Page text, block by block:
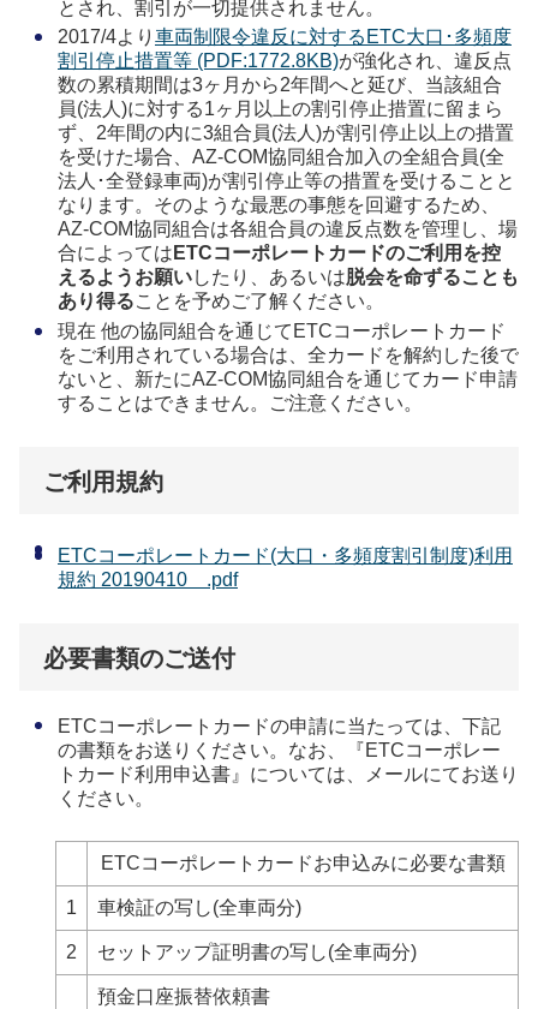
とされ、割引が一切提供されません。
2017/4より 車両制限令違反に対するETC大口･多頻度
割引停止措置等 (PDF:1772.8KB)が強化され、違反点
数の累積期間は3ヶ月から2年間へと延び、当該組合
員(法人)に対する1ヶ月以上の割引停止措置に留まら
ず、2年間の内に3組合員(法人)が割引停止以上の措置
を受けた場合、AZ-COM協同組合加入の全組合員(全
法人･全登録車両)が割引停止等の措置を受けることと
なります。そのような最悪の事態を回避するため、
AZ-COM協同組合は各組合員の違反点数を管理し、場
合によっては ETCコーポレートカードのご利用を控
えるようお願いしたり、あるいは脱会を命ずることも
あり得ることを予めご了解ください。
現在 他の協同組合を通じてETCコーポレートカード
をご利用されている場合は、全カードを解約した後で
ないと、新たにAZ-COM協同組合を通じてカード申請
することはできません。ご注意ください。
ご利用規約
ETCコーポレートカード(大口・多頻度割引制度)利用
規約 20190410 .pdf
必要書類のご送付
ETCコーポレートカードの申請に当たっては、下記
の書類をお送りください。なお、『ETCコーポレー
トカード利用申込書』については、メールにてお送り
ください。
ETCコーポレートカードお申込みに必要な書類
1 車検証の写し(全車両分)
2 セットアップ証明書の写し(全車両分)
預金口座振替依頼書